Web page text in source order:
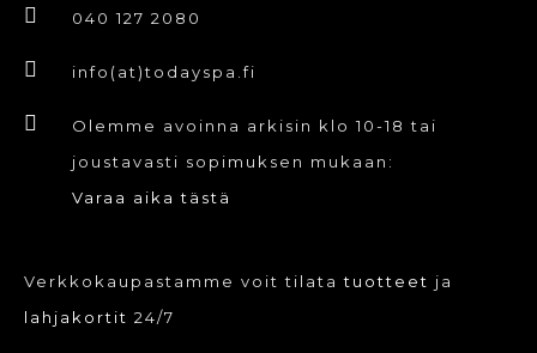
040 127 2080
info(at)todayspa.fi
Olemme avoinna arkisin klo 10-18 tai
joustavasti sopimuksen mukaan:
Varaa aika tästä
Verkkokaupastamme voit tilatatuotteet ja
lahjakortit 24/7